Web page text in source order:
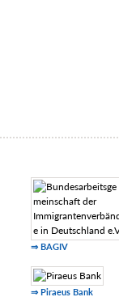
⇒ BAGIV
⇒ Piraeus Bank